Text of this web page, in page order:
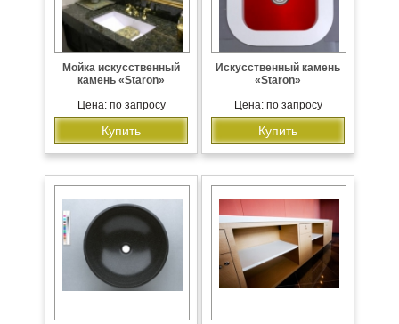
Мойка искусственный
камень «Staron»
Цена: по запросу
Купить
Искусственный камень
«Staron»
Цена: по запросу
Купить